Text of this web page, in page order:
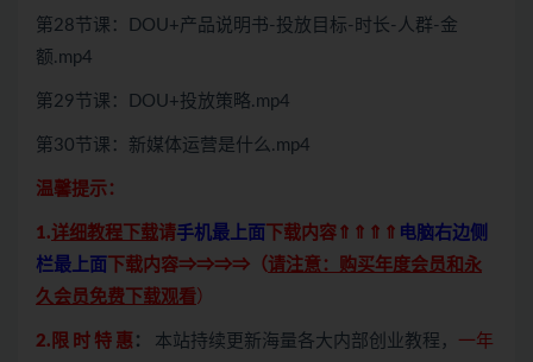
第28节课：DOU+产品说明书-投放目标-时长-人群-金
额.mp4
第29节课：DOU+投放策略.mp4
第30节课：新媒体运营是什么.mp4
温馨提示：
1.详细教程下载请手机最上面 下载内容⇑⇑⇑⇑ 电脑右边侧
栏最上面 下载内容⇒⇒⇒⇒（请注意：购买年度会员和永
久会员免费下载观看）
2.限 时 特 惠 ： 本站持续更新海量各大内部创业教程， 一年